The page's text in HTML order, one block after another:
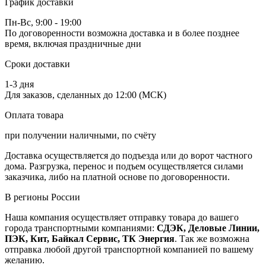
Пн-Вс, 9:00 - 19:00
По договоренности возможна доставка и в более позднее
время, включая праздничные дни
Сроки доставки
1-3 дня
Для заказов, сделанных до 12:00 (МСК)
Оплата товара
при получении наличными, по счёту
Доставка осуществляется до подъезда или до ворот частного
дома. Разгрузка, перенос и подъем осуществляется силами
заказчика, либо на платной основе по договоренности.
В регионы России
Наша компания осуществляет отправку товара до вашего
города транспортными компаниями: СДЭК, Деловые Линии,
ПЭК, Кит, Байкал Сервис, ТК Энергия. Так же возможна
отправка любой другой транспортной компанией по вашему
желанию.